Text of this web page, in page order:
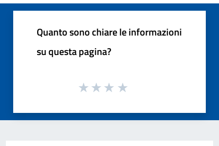
Quanto sono chiare le informazioni
su questa pagina?